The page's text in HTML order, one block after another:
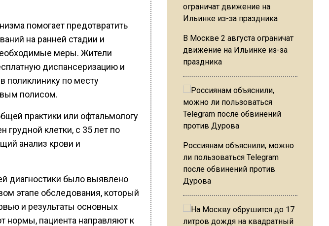
помогает предотвратить
на ранней стадии и
меры. Жители
диспансеризацию и
поликлинику по месту
полисом.
практики или офтальмологу
грудной клетки, с 35 лет по
анализ крови и
диагностики было выявлено
этапе обследования, который
и результаты основных
нормы, пациента направляют к
В Москве 2 августа ограничат
движение на Ильинке из-за
праздника
Россиянам объяснили, можно
ли пользоваться Telegram
после обвинений против
Дурова